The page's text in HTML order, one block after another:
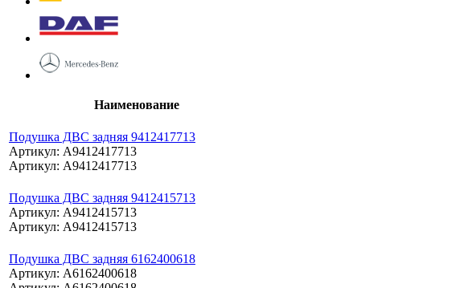
Наименование
Подушка ДВС задняя 9412417713
Артикул: A9412417713
Артикул: A9412417713
Подушка ДВС задняя 9412415713
Артикул: A9412415713
Артикул: A9412415713
Подушка ДВС задняя 6162400618
Артикул: A6162400618